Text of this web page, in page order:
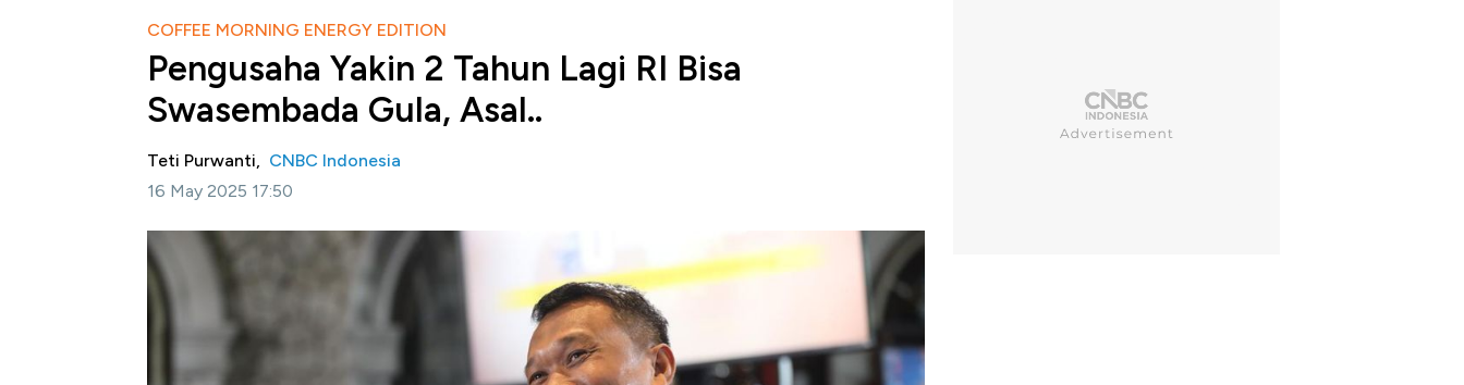
COFFEE MORNING ENERGY EDITION
Pengusaha Yakin 2 Tahun Lagi RI Bisa
Swasembada Gula, Asal..
Teti Purwanti, CNBC Indonesia
16 May 2025 17:50